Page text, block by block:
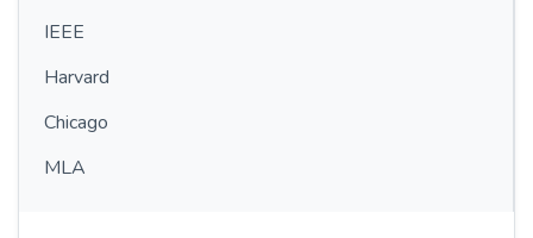
IEEE
Harvard
Chicago
MLA